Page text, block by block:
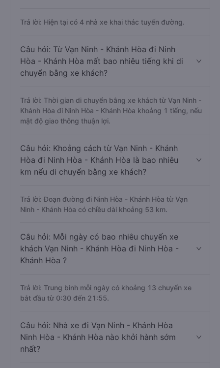
Trả lời: Hiện tại có 4 nhà xe khai thác tuyến đường.
Câu hỏi: Từ Vạn Ninh - Khánh Hòa đi Ninh
Hòa - Khánh Hòa mất bao nhiêu tiếng khi di
chuyển bằng xe khách?
Trả lời: Thời gian di chuyển bằng xe khách từ Vạn Ninh -
Khánh Hòa đi Ninh Hòa - Khánh Hòa khoảng 1 tiếng, nếu
mật độ giao thông thuận lợi.
Câu hỏi: Khoảng cách từ Vạn Ninh - Khánh
Hòa đi Ninh Hòa - Khánh Hòa là bao nhiêu
km nếu di chuyển bằng xe khách?
Trả lời: Đoạn đường đi Ninh Hòa - Khánh Hòa từ Vạn
Ninh - Khánh Hòa có chiều dài khoảng 53 km.
Câu hỏi: Mỗi ngày có bao nhiêu chuyến xe
khách Vạn Ninh - Khánh Hòa đi Ninh Hòa -
Khánh Hòa ?
Trả lời: Trung bình mỗi ngày có khoảng 13 chuyến xe
bắt đầu từ 0:30 đến 21:55.
Câu hỏi: Nhà xe đi Vạn Ninh - Khánh Hòa
Ninh Hòa - Khánh Hòa nào khởi hành sớm
nhất?